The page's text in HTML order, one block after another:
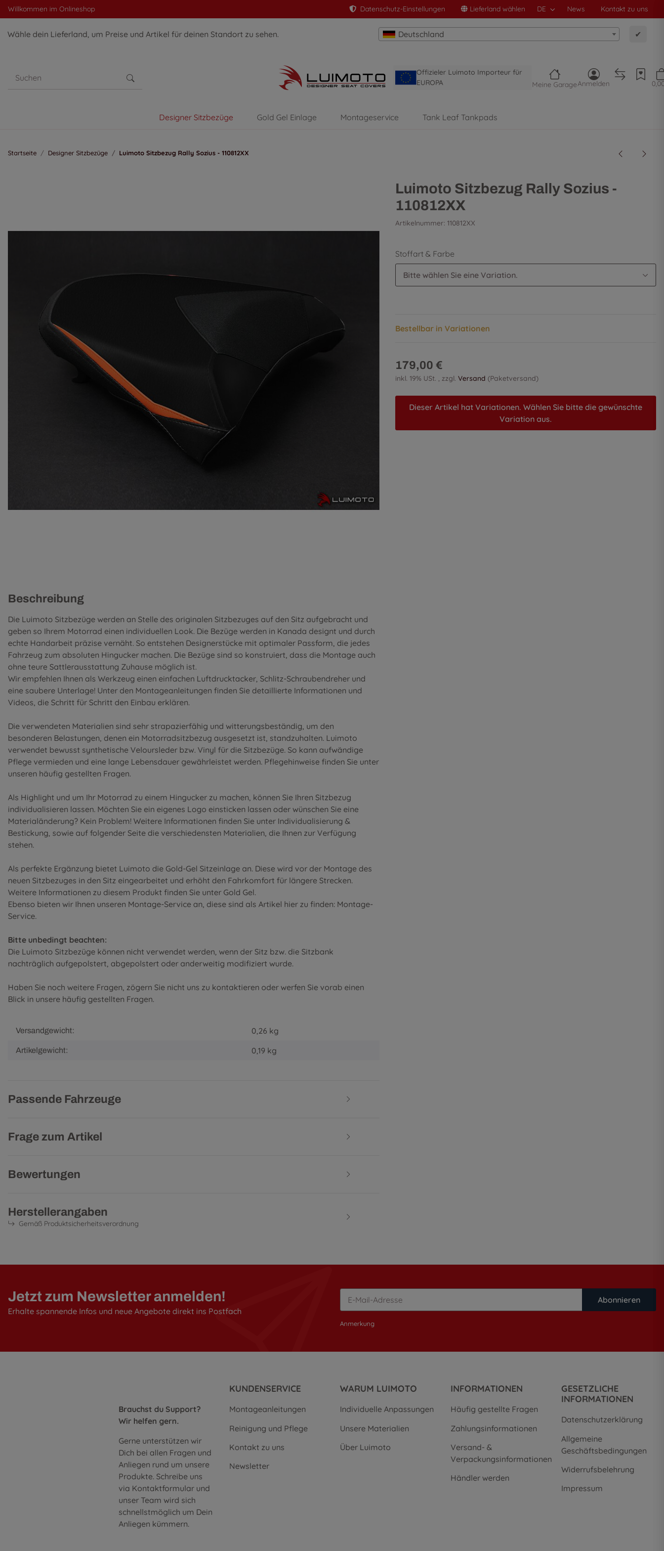
Willkommen im Onlineshop Datenschutz-Einstellungen Lieferland wählen DE News Kontakt zu uns
Wähle dein Lieferland, um Preise und Artikel für deinen Standort zu sehen. Deutschland ✔
Offizieler Luimoto Importeur für
EUROPA
Meine GarageAnmelden
Designer Sitzbezüge Gold Gel Einlage Montageservice Tank Leaf Tankpads
Startseite Designer Sitzbezüge Luimoto Sitzbezug Rally Sozius - 110812XX
Luimoto Sitzbezug Rally Sozius -
110812XX
Artikelnummer: 110812XX
Stoffart & Farbe
Bitte wählen Sie eine Variation.
Bestellbar in Variationen
179,00 €
inkl. 19% USt. , zzgl. Versand (Paketversand)
Dieser Artikel hat Variationen. Wählen Sie bitte die gewünschte
Variation aus.
Beschreibung
Die Luimoto Sitzbezüge werden an Stelle des originalen Sitzbezuges auf den Sitz aufgebracht und
geben so Ihrem Motorrad einen individuellen Look. Die Bezüge werden in Kanada designt und durch
echte Handarbeit präzise vernäht. So entstehen Designerstücke mit optimaler Passform, die jedes
Fahrzeug zum absoluten Hingucker machen. Die Bezüge sind so konstruiert, dass die Montage auch
ohne teure Sattlerausstattung Zuhause möglich ist.
Wir empfehlen Ihnen als Werkzeug einen einfachen Luftdrucktacker, Schlitz-Schraubendreher und
eine saubere Unterlage! Unter den Montageanleitungen finden Sie detaillierte Informationen und
Videos, die Schritt für Schritt den Einbau erklären.
Die verwendeten Materialien sind sehr strapazierfähig und witterungsbeständig, um den
besonderen Belastungen, denen ein Motorradsitzbezug ausgesetzt ist, standzuhalten. Luimoto
verwendet bewusst synthetische Veloursleder bzw. Vinyl für die Sitzbezüge. So kann aufwändige
Pflege vermieden und eine lange Lebensdauer gewährleistet werden. Pflegehinweise finden Sie unter
unseren häufig gestellten Fragen.
Als Highlight und um Ihr Motorrad zu einem Hingucker zu machen, können Sie Ihren Sitzbezug
individualisieren lassen. Möchten Sie ein eigenes Logo einsticken lassen oder wünschen Sie eine
Materialänderung? Kein Problem! Weitere Informationen finden Sie unter Individualisierung &
Bestickung , sowie auf folgender Seite die verschiedensten Materialien , die Ihnen zur Verfügung
stehen.
Als perfekte Ergänzung bietet Luimoto die Gold-Gel Sitzeinlage an. Diese wird vor der Montage des
neuen Sitzbezuges in den Sitz eingearbeitet und erhöht den Fahrkomfort für längere Strecken.
Weitere Informationen zu diesem Produkt finden Sie unter Gold Gel.
Ebenso bieten wir Ihnen unseren Montage-Service an, diese sind als Artikel hier zu finden: Montage-
Service.
Bitte unbedingt beachten:
Die Luimoto Sitzbezüge können nicht verwendet werden, wenn der Sitz bzw. die Sitzbank
nachträglich aufgepolstert, abgepolstert oder anderweitig modifiziert wurde.
Haben Sie noch weitere Fragen, zögern Sie nicht uns zu kontaktieren oder werfen Sie vorab einen
Blick in unsere häufig gestellten Fragen.
Versandgewicht: 0,26 kg
Artikelgewicht: 0,19 kg
Passende Fahrzeuge
Frage zum Artikel
Bewertungen
Herstellerangaben
Gemäß Produktsicherheitsverordnung
Jetzt zum Newsletter anmelden!
Erhalte spannende Infos und neue Angebote direkt ins Postfach
Abonnieren
Anmerkung
Brauchst du Support?
Wir helfen gern.
Gerne unterstützen wir
Dich bei allen Fragen und
Anliegen rund um unsere
Produkte. Schreibe uns
via Kontaktformular und
unser Team wird sich
schnellstmöglich um Dein
Anliegen kümmern.
KUNDENSERVICE
Montageanleitungen
Reinigung und Pflege
Kontakt zu uns
Newsletter
WARUM LUIMOTO
Individuelle Anpassungen
Unsere Materialien
Über Luimoto
INFORMATIONEN
Häufig gestellte Fragen
Zahlungsinformationen
Versand- &
Verpackungsinformationen
Händler werden
GESETZLICHE
INFORMATIONEN
Datenschutzerklärung
Allgemeine
Geschäftsbedingungen
Widerrufsbelehrung
Impressum